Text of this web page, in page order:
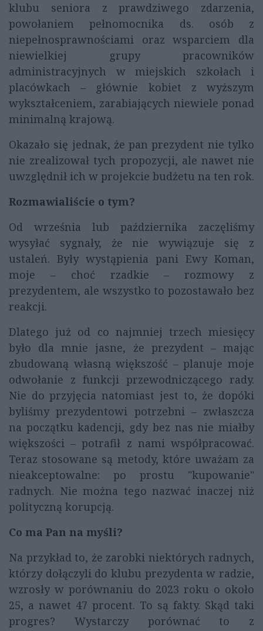
klubu seniora z prawdziwego zdarzenia,
powołaniem pełnomocnika ds. osób z
niepełnosprawnościami oraz wsparciem dla
niewielkiej grupy pracowników
administracyjnych w miejskich szkołach i
placówkach – głównie kobiet z wyższym
wykształceniem, zarabiających niewiele ponad
minimalną krajową.
Okazało się jednak, że pan prezydent nie tylko
nie zrealizował tych propozycji, ale nawet nie
uwzględnił ich w projekcie budżetu na ten rok.
Rozmawialiście o tym?
Od września lub października zaczęliśmy
wysyłać sygnały, że nie wywiązuje się z
ustaleń. Były wystąpienia pani Ewy Koman,
moje – choć rzadkie – rozmowy z
prezydentem, ale wszystko to pozostawało bez
reakcji.
Dlatego już od co najmniej trzech miesięcy
było dla mnie jasne, że prezydent – mając
zbudowaną własną większość – planuje moje
odwołanie z funkcji przewodniczącego rady.
Nie do przyjęcia natomiast jest to, że dopóki
byliśmy prezydentowi potrzebni – zwłaszcza
na początku kadencji, gdy bez nas nie miałby
większości – potrafił z nami współpracować.
Teraz stosowane są metody, które uważam za
nieakceptowalne: po prostu "kupowanie"
radnych. Nie można tego nazwać inaczej niż
polityczną korupcją.
Co ma Pan na myśli?
Na przykład to, że zarobki niektórych radnych,
którzy dołączyli do klubu prezydenta w radzie,
wzrosły w porównaniu do 2023 roku o około
25, a nawet 47 procent. To są fakty. Skąd taki
progres? Wystarczy porównać to z